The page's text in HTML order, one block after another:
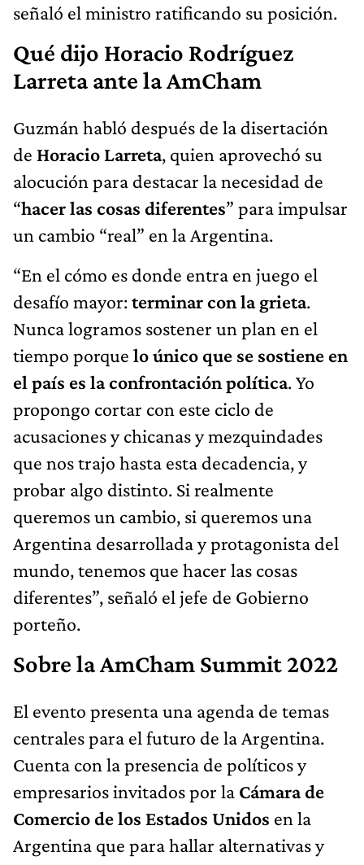
señaló el ministro ratificando su posición.
Qué dijo Horacio Rodríguez
Larreta ante la AmCham
Guzmán habló después de la disertación
de Horacio Larreta, quien aprovechó su
alocución para destacar la necesidad de
“hacer las cosas diferentes” para impulsar
un cambio “real” en la Argentina.
“En el cómo es donde entra en juego el
desafío mayor:terminar con la grieta.
Nunca logramos sostener un plan en el
tiempo porque lo único que se sostiene en
el país es la confrontación política. Yo
propongo cortar con este ciclo de
acusaciones y chicanas y mezquindades
que nos trajo hasta esta decadencia, y
probar algo distinto. Si realmente
queremos un cambio, si queremos una
Argentina desarrollada y protagonista del
mundo, tenemos que hacer las cosas
diferentes”, señaló el jefe de Gobierno
porteño.
Sobre la AmCham Summit 2022
El evento presenta una agenda de temas
centrales para el futuro de la Argentina.
Cuenta con la presencia de políticos y
empresarios invitados por la Cámara de
Comercio de los Estados Unidos en la
Argentina que para hallar alternativas y